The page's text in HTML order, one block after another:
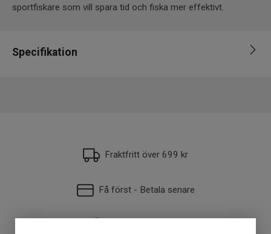
sportfiskare som vill spara tid och fiska mer effektivt.
Specifikation
Fraktfritt över 699 kr
Få först - Betala senare